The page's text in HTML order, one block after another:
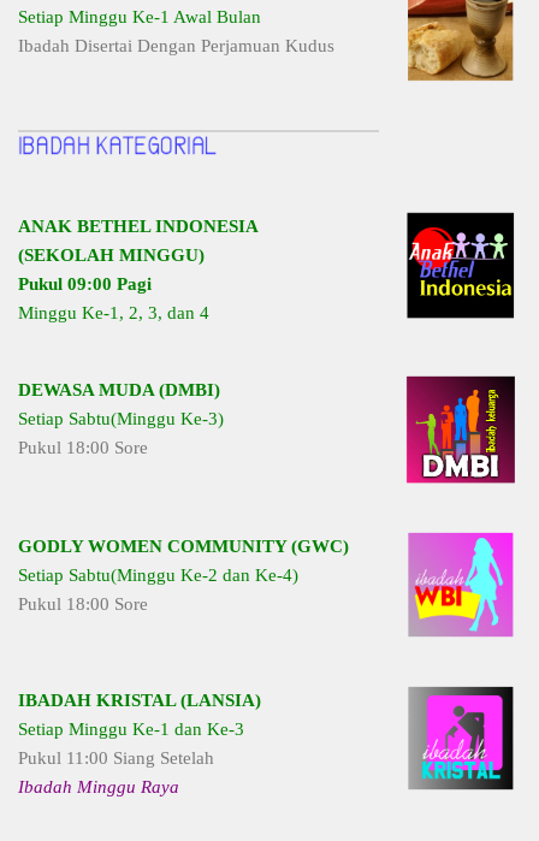
Setiap Minggu Ke-1 Awal Bulan
Ibadah Disertai Dengan Perjamuan Kudus
ANAK BETHEL INDONESIA
(SEKOLAH MINGGU)
Pukul 09:00 Pagi
Minggu Ke-1, 2, 3, dan 4
DEWASA MUDA (DMBI)
Setiap Sabtu(Minggu Ke-3)
Pukul 18:00 Sore
GODLY WOMEN COMMUNITY (GWC)
Setiap Sabtu(Minggu Ke-2 dan Ke-4)
Pukul 18:00 Sore
IBADAH KRISTAL (LANSIA)
Setiap Minggu Ke-1 dan Ke-3
Pukul 11:00 Siang Setelah
Ibadah Minggu Raya